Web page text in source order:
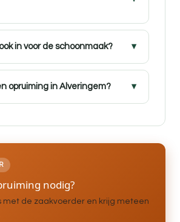
in voor de schoonmaak?
opruiming in Alveringem?
nodig?
met de zaakvoerder en krijg meteen